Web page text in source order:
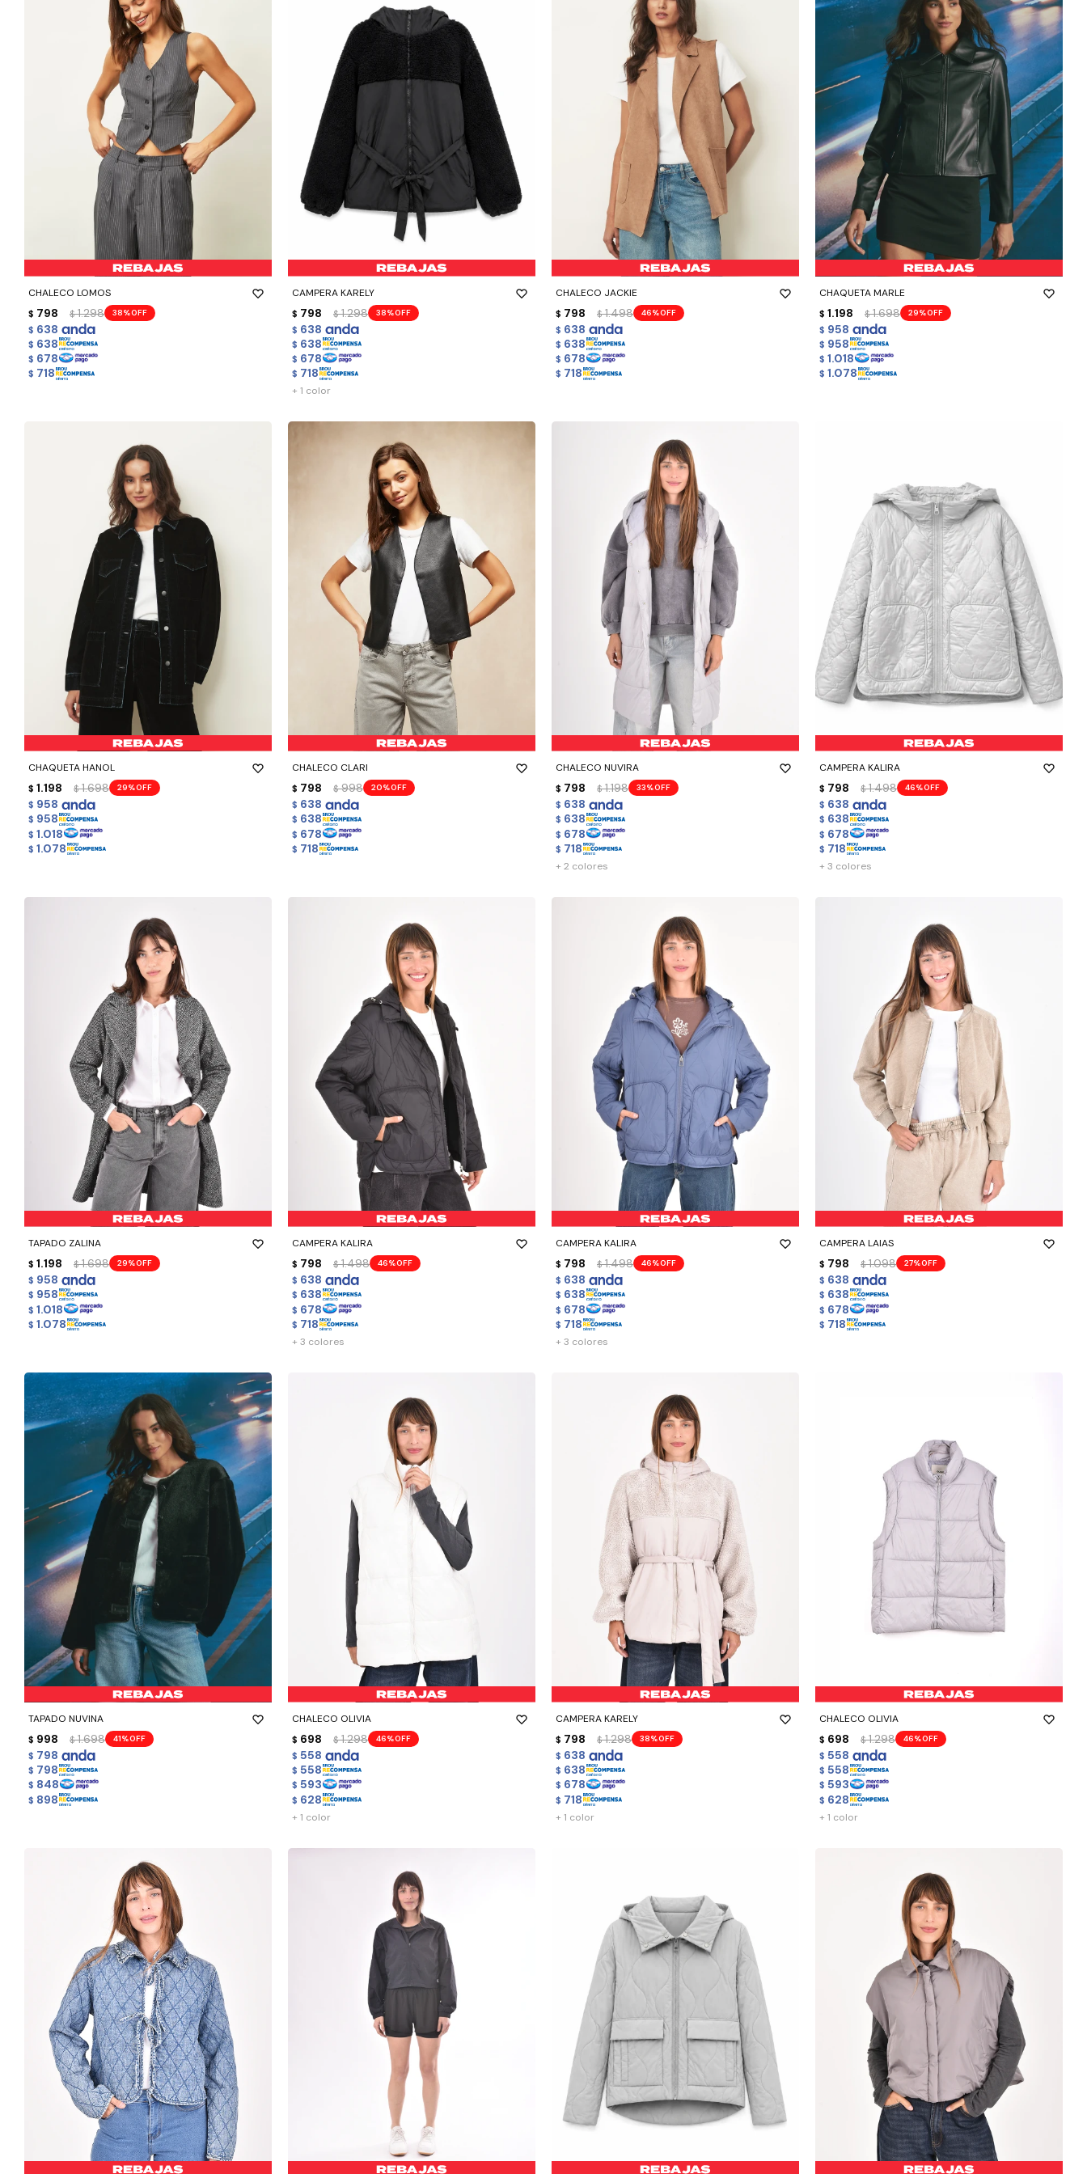
CHALECO LOMOS
$ 798 $ 1.298 38
$ 638
$ 638
$ 678
$ 718
- +
CAMPERA KARELY
$ 798 $ 1.298 38
$ 638
$ 638
$ 678
$ 718
- +
+ 1 color
CHALECO JACKIE
$ 798 $ 1.498 46
$ 638
$ 638
$ 678
$ 718
- +
CHAQUETA MARLE
$ 1.198 $ 1.698 29
$ 958
$ 958
$ 1.018
$ 1.078
- +
CHAQUETA HANOL
$ 1.198 $ 1.698 29
$ 958
$ 958
$ 1.018
$ 1.078
- +
CHALECO CLARI
$ 798 $ 998 20
$ 638
$ 638
$ 678
$ 718
- +
CHALECO NUVIRA
$ 798 $ 1.198 33
$ 638
$ 638
$ 678
$ 718
- +
+ 2 colores
CAMPERA KALIRA
$ 798 $ 1.498 46
$ 638
$ 638
$ 678
$ 718
- +
+ 3 colores
TAPADO ZALINA
$ 1.198 $ 1.698 29
$ 958
$ 958
$ 1.018
$ 1.078
- +
CAMPERA KALIRA
$ 798 $ 1.498 46
$ 638
$ 638
$ 678
$ 718
- +
+ 3 colores
CAMPERA KALIRA
$ 798 $ 1.498 46
$ 638
$ 638
$ 678
$ 718
- +
+ 3 colores
CAMPERA LAIAS
$ 798 $ 1.098 27
$ 638
$ 638
$ 678
$ 718
- +
TAPADO NUVINA
$ 998 $ 1.698 41
$ 798
$ 798
$ 848
$ 898
- +
CHALECO OLIVIA
$ 698 $ 1.298 46
$ 558
$ 558
$ 593
$ 628
- +
+ 1 color
CAMPERA KARELY
$ 798 $ 1.298 38
$ 638
$ 638
$ 678
$ 718
- +
+ 1 color
CHALECO OLIVIA
$ 698 $ 1.298 46
$ 558
$ 558
$ 593
$ 628
- +
+ 1 color
- + - + - + - +